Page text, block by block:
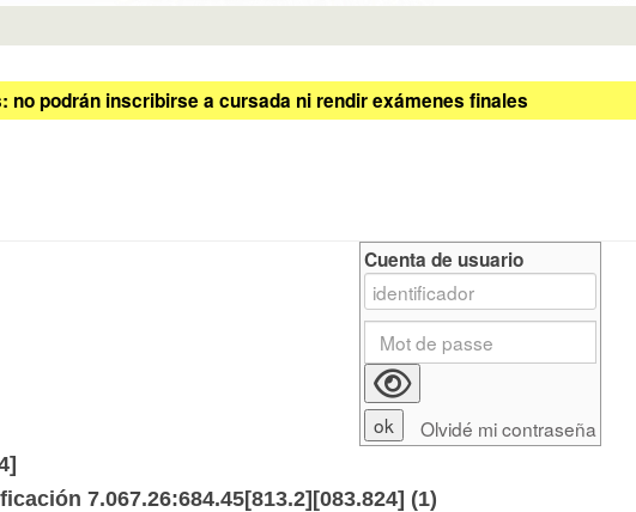
podrán inscribirse a cursada ni rendir exámenes finales
7.067.26:684.45[813.2][083.824] (1)
Cuenta de usuario
Olvidé mi contraseña